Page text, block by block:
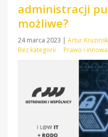
administracji
możliwe?
24 marca 2023 | Artur
Bez kategorii
Prawo i